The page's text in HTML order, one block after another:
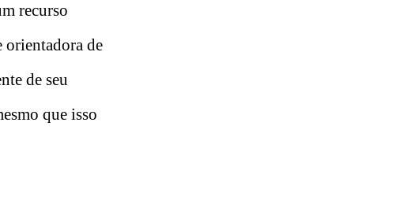
recurso
orientadora de
de seu
que isso